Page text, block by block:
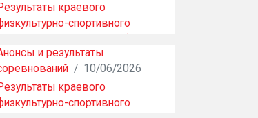
краевого
спортивного
и результаты
/ 10/06/2026
краевого
спортивного